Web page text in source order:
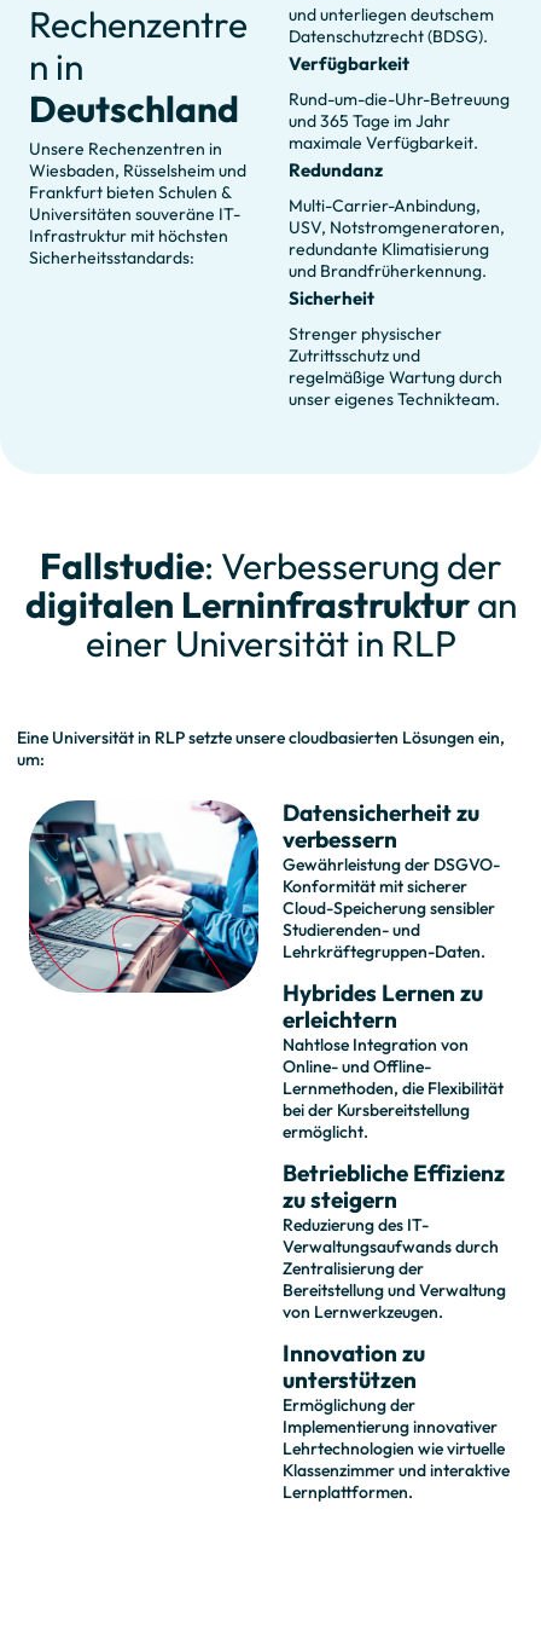
für Ihre Bildungsprozesse zu
gewährleisten.
Rechenzentre
n in
Deutschland
Unsere Rechenzentren in
Wiesbaden, Rüsselsheim und
Frankfurt bieten Schulen &
Universitäten souveräne IT-
Infrastruktur mit höchsten
Sicherheitsstandards:
und unterliegen deutschem
Datenschutzrecht (BDSG).
Verfügbarkeit
Rund-um-die-Uhr-Betreuung
und 365 Tage im Jahr
maximale Verfügbarkeit.
Redundanz
Multi-Carrier-Anbindung,
USV, Notstromgeneratoren,
redundante Klimatisierung
und Brandfrüherkennung.
Sicherheit
Strenger physischer
Zutrittsschutz und
regelmäßige Wartung durch
unser eigenes Technikteam.
Fallstudie: Verbesserung der
digitalen Lerninfrastrukturan
einer Universität in RLP
Eine Universität in RLP setzte unsere cloudbasierten Lösungen ein,
um:
Datensicherheit zu
verbessern
Gewährleistung der DSGVO-
Konformität mit sicherer
Cloud-Speicherung sensibler
Studierenden- und
Lehrkräftegruppen-Daten.
Hybrides Lernen zu
erleichtern
Nahtlose Integration von
Online- und Offline-
Lernmethoden, die Flexibilität
bei der Kursbereitstellung
ermöglicht.
Betriebliche Effizienz
zu steigern
Reduzierung des IT-
Verwaltungsaufwands durch
Zentralisierung der
Bereitstellung und Verwaltung
von Lernwerkzeugen.
Innovation zu
unterstützen
Ermöglichung der
Implementierung innovativer
Lehrtechnologien wie virtuelle
Klassenzimmer und interaktive
Lernplattformen.